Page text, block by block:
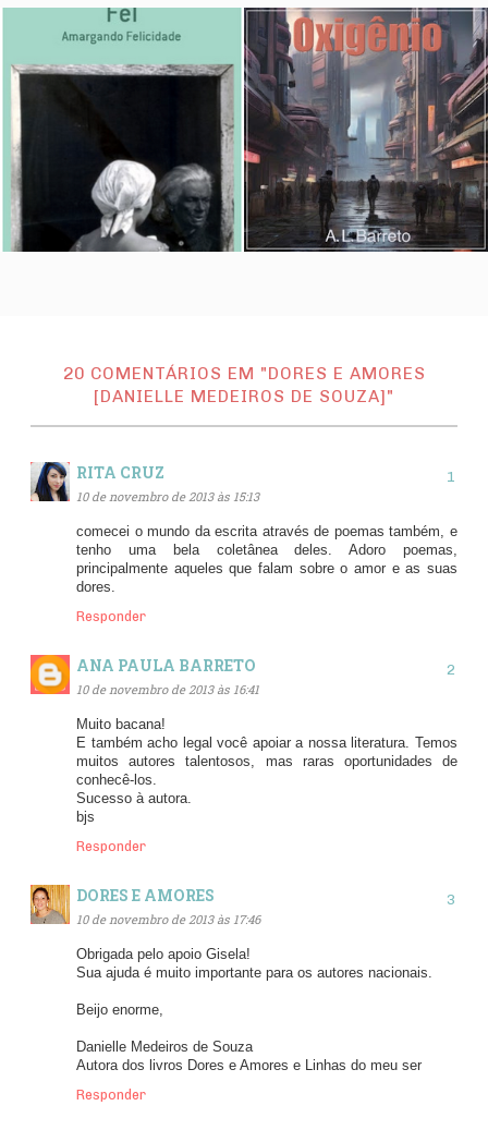
20 COMENTÁRIOS EM "DORES E AMORES
[DANIELLE MEDEIROS DE SOUZA]"
RITA CRUZ
10 de novembro de 2013 às 15:13
comecei o mundo da escrita através de poemas também, e
tenho uma bela coletânea deles. Adoro poemas,
principalmente aqueles que falam sobre o amor e as suas
dores.
Responder
ANA PAULA BARRETO
10 de novembro de 2013 às 16:41
Muito bacana!
E também acho legal você apoiar a nossa literatura. Temos
muitos autores talentosos, mas raras oportunidades de
conhecê-los.
Sucesso à autora.
bjs
Responder
DORES E AMORES
10 de novembro de 2013 às 17:46
Obrigada pelo apoio Gisela!
Sua ajuda é muito importante para os autores nacionais.
Beijo enorme,
Danielle Medeiros de Souza
Autora dos livros Dores e Amores e Linhas do meu ser
Responder